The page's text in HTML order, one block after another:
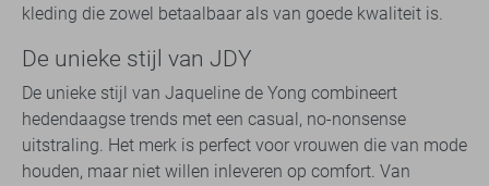
kleding die zowel betaalbaar als van goede kwaliteit is.
De unieke stijl van JDY
De unieke stijl van Jaqueline de Yong combineert
hedendaagse trends met een casual, no-nonsense
uitstraling. Het merk is perfect voor vrouwen die van mode
houden, maar niet willen inleveren op comfort. Van